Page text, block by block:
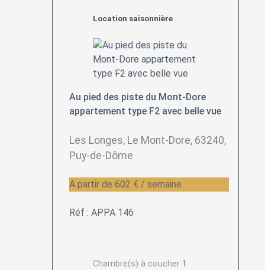
Location saisonnière
Au pied des piste du Mont-Dore
appartement type F2 avec belle vue
Les Longes, Le Mont-Dore, 63240,
Puy-de-Dôme
A partir de 602 € / semaine
Réf : APPA 146
Chambre(s) à coucher 1